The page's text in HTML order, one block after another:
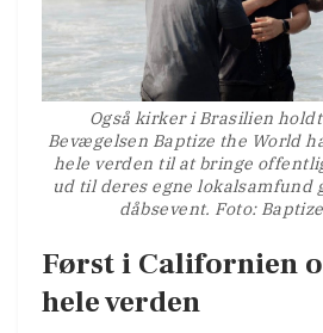
Også kirker i Brasilien
Bevægelsen Baptize the World
hele verden til at bringe
ud til deres egne lokalsamfund
dåbsevent. Foto:
Først i Californien
hele verden